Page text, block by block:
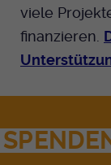
viele
finanzieren.